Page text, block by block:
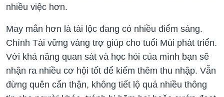
nhiều việc hơn.
May mắn hơn là tài lộc đang có nhiều điểm sáng.
Chính Tài vững vàng trợ giúp cho tuổi Mùi phát triển.
Với khả năng quan sát và học hỏi của mình bạn sẽ
nhận ra nhiều cơ hội tốt để kiếm thêm thu nhập. Vẫn
đừng quên cẩn thận, không tiết lộ quá nhiều thông